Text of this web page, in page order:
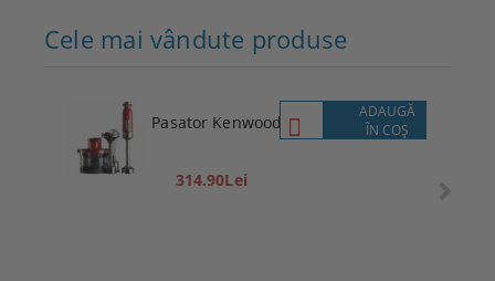
Cele mai vândute produse
Pasator Kenwood
314.90Lei
ADAUGĂ
ÎN COŞ